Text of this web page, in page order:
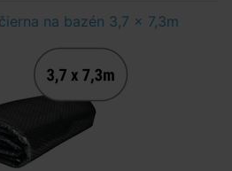
na bazén 3,7 x 7,3m